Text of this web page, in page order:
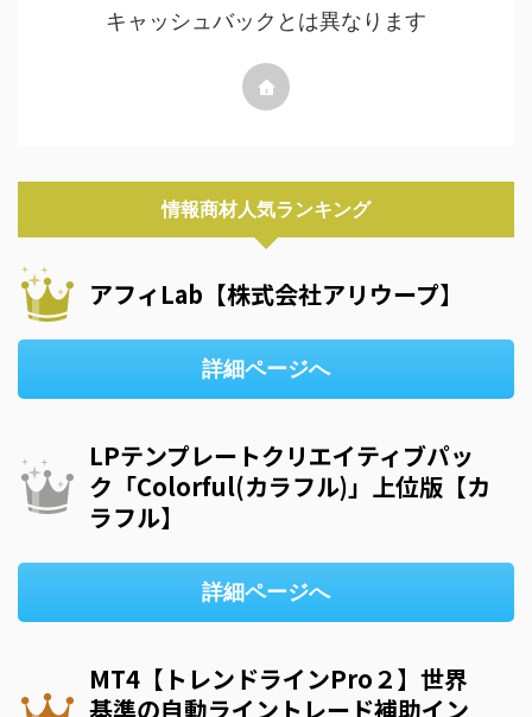
キャッシュバックとは異なります
情報商材人気ランキング
アフィLab【株式会社アリウープ】
詳細ページへ
LPテンプレートクリエイティブパッ
ク「Colorful(カラフル)」上位版【カ
ラフル】
詳細ページへ
MT4【トレンドラインPro２】世界
基準の自動ライントレード補助イン